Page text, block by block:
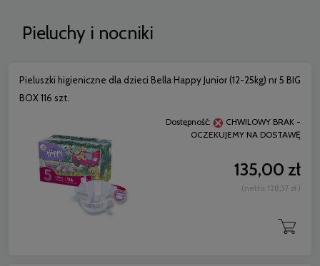
Pieluchy i nocniki
Pieluszki higieniczne dla dzieci Bella Happy Junior (12-25kg) nr 5 BIG
BOX 116 szt.
Dostępność:
CHWILOWY BRAK -
OCZEKUJEMY NA DOSTAWĘ
135,00 zł
(netto: 128,57 zł )